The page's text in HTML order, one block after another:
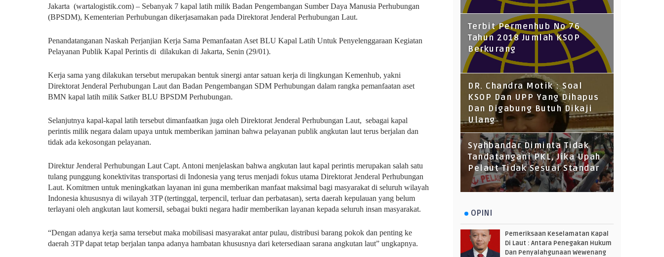
Jakarta (wartalogistik.com) – Sebanyak 7 kapal latih milik Badan Pengembangan Sumber Daya Manusia Perhubungan
(BPSDM), Kementerian Perhubungan dikerjasamakan pada Direktorat Jenderal Perhubungan Laut.
Penandatanganan Naskah Perjanjian Kerja Sama Pemanfaatan Aset BLU Kapal Latih Untuk Penyelenggaraan Kegiatan
Pelayanan Publik Kapal Perintis di dilakukan di Jakarta, Senin (29/01).
Kerja sama yang dilakukan tersebut merupakan bentuk sinergi antar satuan kerja di lingkungan Kemenhub, yakni
Direktorat Jenderal Perhubungan Laut dan Badan Pengembangan SDM Perhubungan dalam rangka pemanfaatan aset
BMN kapal latih milik Satker BLU BPSDM Perhubungan.
Selanjutnya kapal-kapal latih tersebut dimanfaatkan juga oleh Direktorat Jenderal Perhubungan Laut, sebagai kapal
perintis milik negara dalam upaya untuk memberikan jaminan bahwa pelayanan publik angkutan laut terus berjalan dan
tidak ada kekosongan pelayanan.
Direktur Jenderal Perhubungan Laut Capt. Antoni menjelaskan bahwa angkutan laut kapal perintis merupakan salah satu
tulang punggung konektivitas transportasi di Indonesia yang terus menjadi fokus utama Direktorat Jenderal Perhubungan
Laut. Komitmen untuk meningkatkan layanan ini guna memberikan manfaat maksimal bagi masyarakat di seluruh wilayah
Indonesia khususnya di wilayah 3TP (tertinggal, terpencil, terluar dan perbatasan), serta daerah kepulauan yang belum
terlayani oleh angkutan laut komersil, sebagai bukti negara hadir memberikan layanan kepada seluruh insan masyarakat.
“Dengan adanya kerja sama tersebut maka mobilisasi masyarakat antar pulau, distribusi barang pokok dan penting ke
daerah 3TP dapat tetap berjalan tanpa adanya hambatan khususnya dari ketersediaan sarana angkutan laut” ungkapnya.
Terbit Permenhub No 76
Tahun 2018 Jumlah KSOP
Berkurang
DR. Chandra Motik : Soal
KSOP Dan UPP Yang Dihapus
Dan Digabung Butuh Dikaji
Ulang
Syahbandar Diminta Tidak
Tandatangani PKL, Jika Upah
Pelaut Tidak Sesuai Standar
OPINI
Pemeriksaan Keselamatan Kapal
Di Laut : Antara Penegakan Hukum
Dan Penyalahgunaan Wewenang